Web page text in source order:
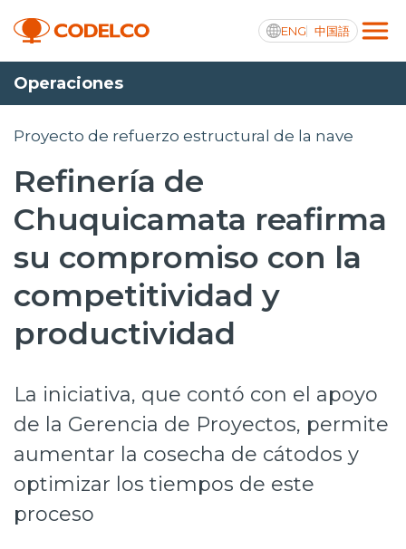
ENG 中国語
Transparencia activa
Operaciones
Sustentabilidad
Inversionistas
Prensa
Trabaja en Codelco
Operaciones
Proyecto de refuerzo estructural de la nave
Refinería de
Chuquicamata reafirma
su compromiso con la
competitividad y
productividad
La iniciativa, que contó con el apoyo
de la Gerencia de Proyectos, permite
aumentar la cosecha de cátodos y
optimizar los tiempos de este
proceso